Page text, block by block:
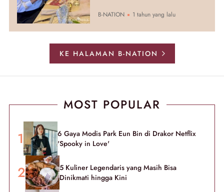
B-NATION 1 tahun yang lalu
KE HALAMAN B-NATION
MOST POPULAR
6 Gaya Modis Park Eun Bin di Drakor Netflix
'Spooky in Love'
5 Kuliner Legendaris yang Masih Bisa
Dinikmati hingga Kini